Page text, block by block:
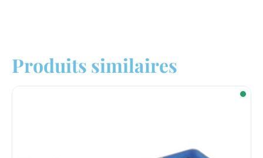
Produits similaires